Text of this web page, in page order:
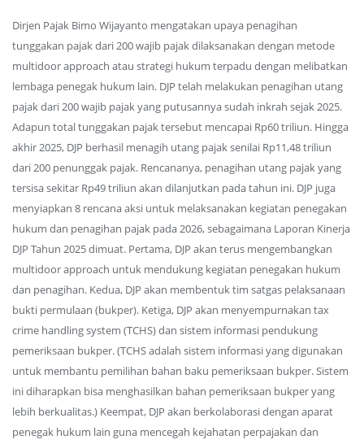
Dirjen Pajak Bimo Wijayanto mengatakan upaya penagihan
tunggakan pajak dari 200 wajib pajak dilaksanakan dengan metode
multidoor approach atau strategi hukum terpadu dengan melibatkan
lembaga penegak hukum lain. DJP telah melakukan penagihan utang
pajak dari 200 wajib pajak yang putusannya sudah inkrah sejak 2025.
Adapun total tunggakan pajak tersebut mencapai Rp60 triliun. Hingga
akhir 2025, DJP berhasil menagih utang pajak senilai Rp11,48 triliun
dari 200 penunggak pajak. Rencananya, penagihan utang pajak yang
tersisa sekitar Rp49 triliun akan dilanjutkan pada tahun ini. DJP juga
menyiapkan 8 rencana aksi untuk melaksanakan kegiatan penegakan
hukum dan penagihan pajak pada 2026, sebagaimana Laporan Kinerja
DJP Tahun 2025 dimuat. Pertama, DJP akan terus mengembangkan
multidoor approach untuk mendukung kegiatan penegakan hukum
dan penagihan. Kedua, DJP akan membentuk tim satgas pelaksanaan
bukti permulaan (bukper). Ketiga, DJP akan menyempurnakan tax
crime handling system (TCHS) dan sistem informasi pendukung
pemeriksaan bukper. (TCHS adalah sistem informasi yang digunakan
untuk membantu pemilihan bahan baku pemeriksaan bukper. Sistem
ini diharapkan bisa menghasilkan bahan pemeriksaan bukper yang
lebih berkualitas.) Keempat, DJP akan berkolaborasi dengan aparat
penegak hukum lain guna mencegah kejahatan perpajakan dan